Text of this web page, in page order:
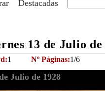
Destacadas
13 de Julio
1 Nº Páginas:1/6
Julio de 1928